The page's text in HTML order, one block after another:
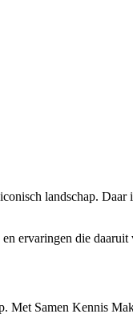
landschap. Daar
ervaringen die
Met Samen Kennis